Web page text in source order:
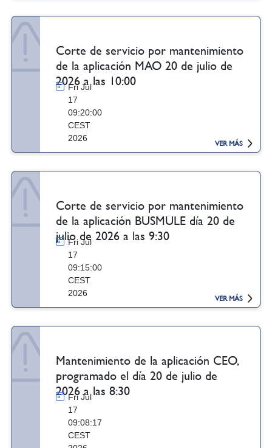
Corte de servicio por mantenimiento
de la aplicación MAO 20 de julio de
2026 a las 10:00
Fri Jul
17
09:20:00
CEST
2026
VER MÁS
Corte de servicio por mantenimiento
de la aplicación BUSMULE día 20 de
julio de 2026 a las 9:30
Fri Jul
17
09:15:00
CEST
2026
VER MÁS
Mantenimiento de la aplicación CEO,
programado el día 20 de julio de
2026 a las 8:30
Fri Jul
17
09:08:17
CEST